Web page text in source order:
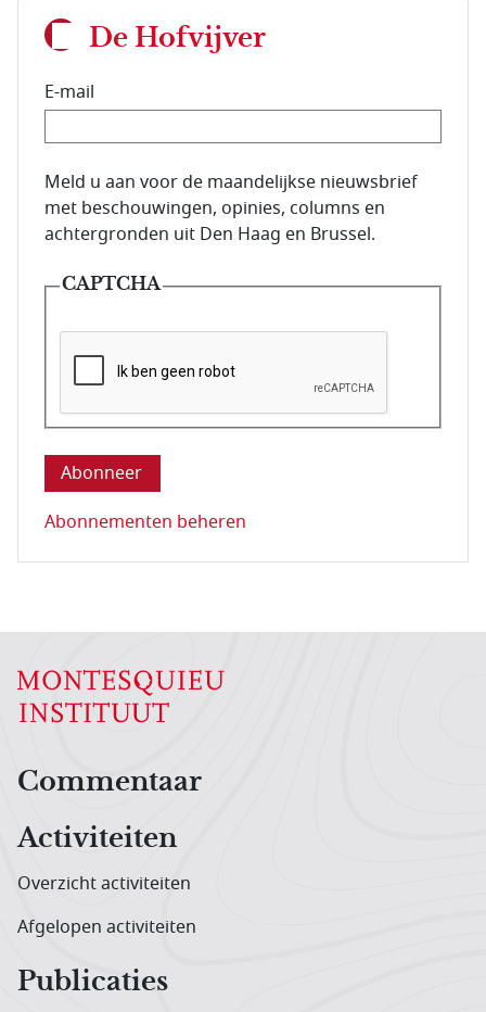
De Hofvijver
E-mail
E-mailadres van de abonnee.
Meld u aan voor de maandelijkse nieuwsbrief
met beschouwingen, opinies, columns en
achtergronden uit Den Haag en Brussel.
CAPTCHA
Deze vraag is om te controleren dat u een mens
Abonnementen beheren
Hoofdnavigatiemenu
Commentaar
Activiteiten
Overzicht activiteiten
Afgelopen activiteiten
Publicaties